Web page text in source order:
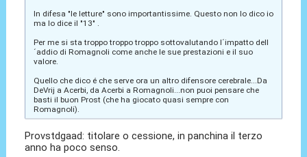
In difesa "le letture" sono importantissime. Questo non lo dico io
ma lo dice il "13" .
Per me si sta troppo troppo troppo sottovalutando l´impatto dell
´addio di Romagnoli come anche le sue prestazioni e il suo
valore.
Quello che dico é che serve ora un altro difensore cerebrale...Da
DeVrij a Acerbi, da Acerbi a Romagnoli...non puoi pensare che
basti il buon Prost (che ha giocato quasi sempre con
Romagnoli).
Provstdgaad: titolare o cessione, in panchina il terzo
anno ha poco senso.